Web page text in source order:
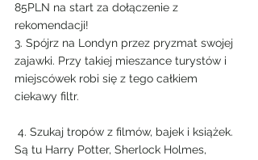
85PLN na start za dołączenie z
rekomendacji!
3. Spójrz na Londyn przez pryzmat swojej
zajawki. Przy takiej mieszance turystów i
miejscówek robi się z tego całkiem
ciekawy filtr.
Są tu Harry Potter, Sherlock Holmes,